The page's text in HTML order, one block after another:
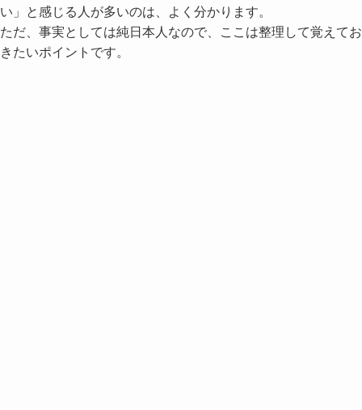
い」と感じる人が多いのは、よく分かります。
ただ、事実としては純日本人なので、ここは整理して覚えてお
きたいポイントです。